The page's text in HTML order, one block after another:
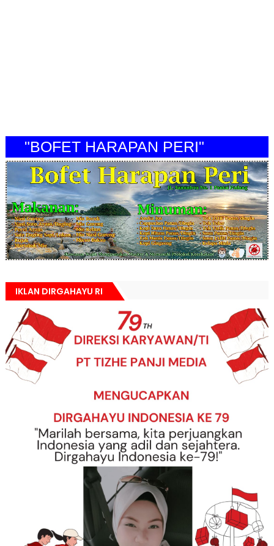
"BOFET HARAPAN PERI"
IKLAN DIRGAHAYU RI